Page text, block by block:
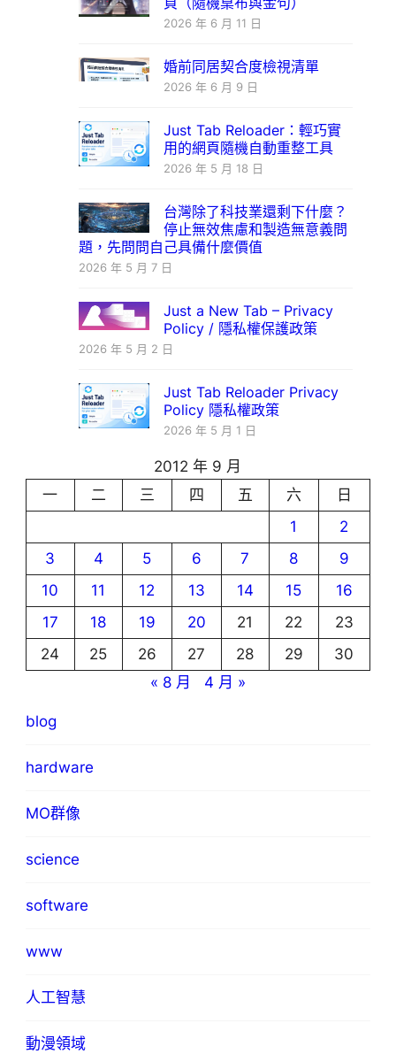
2026 年 6 月 11 日
婚前同居契合度檢視清單
2026 年 6 月 9 日
Just Tab Reloader：輕巧實
用的網頁隨機自動重整工具
2026 年 5 月 18 日
台灣除了科技業還剩下什麼？
停止無效焦慮和製造無意義問
題，先問問自己具備什麼價值
2026 年 5 月 7 日
Just a New Tab – Privacy
Policy / 隱私權保護政策
2026 年 5 月 2 日
Just Tab Reloader Privacy
Policy 隱私權政策
2026 年 5 月 1 日
2012 年 9 月
一
二 三 四 五 六
日
1
2
3
4 5 6 7 8
9
10
11 12 13 14 15
16
17
18 19 20 21 22
23
24
25 26 27 28 29
30
« 8 月
4 月 »
blog
hardware
MO群像
science
software
www
人工智慧
動漫領域